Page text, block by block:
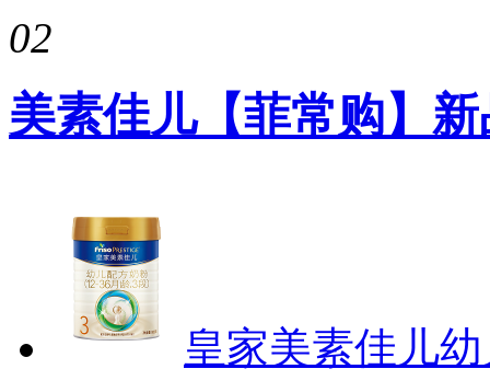
02
美素佳儿【菲常购】新
皇家美素佳儿